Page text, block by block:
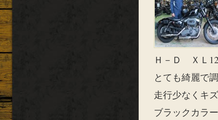
Ｈ－Ｄ ＸＬ
とても綺麗で
走行少なくキ
ブラックカラ